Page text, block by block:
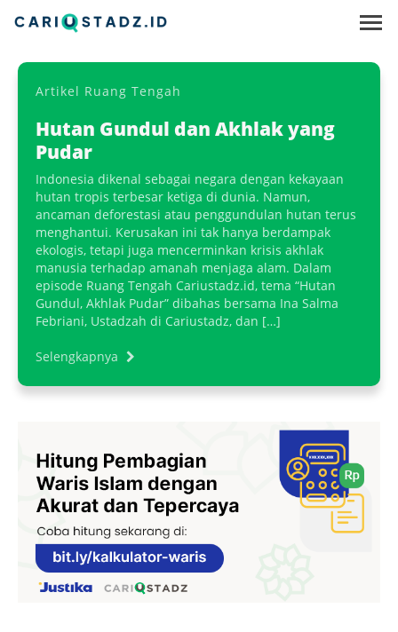
Artikel Ruang Tengah
Hutan Gundul dan Akhlak yang
Pudar
Indonesia dikenal sebagai negara dengan kekayaan
hutan tropis terbesar ketiga di dunia. Namun,
ancaman deforestasi atau penggundulan hutan terus
menghantui. Kerusakan ini tak hanya berdampak
ekologis, tetapi juga mencerminkan krisis akhlak
manusia terhadap amanah menjaga alam. Dalam
episode Ruang Tengah Cariustadz.id, tema “Hutan
Gundul, Akhlak Pudar” dibahas bersama Ina Salma
Febriani, Ustadzah di Cariustadz, dan […]
Selengkapnya